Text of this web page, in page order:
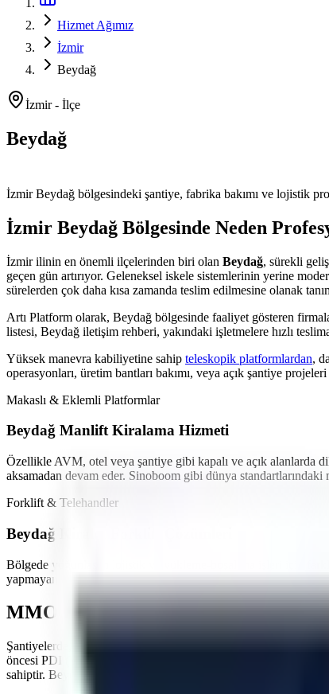
Hizmet Ağımız
İzmir
Beydağ
İzmir- İlçe
Beydağ
İzmir Beydağ bölgesindeki şantiye, fabrika bakımı ve lojistik
İzmir Beydağ Bölgesinde Neden
İzmirilinin en önemli ilçelerinden biri olan Beydağ, sürekli
geçen gün artırıyor. Geleneksel iskele sistemlerinin yerine
sürelerden çok daha kısa zamanda teslim edilmesine olanak
Artı Platform olarak, Beydağ bölgesinde faaliyet gösteren
listesi, Beydağ iletişim rehberi, yakındaki işletmelere hızlı
Yüksek manevra kabiliyetine sahip teleskopik platformlardan,
operasyonları, üretim bantları bakımı, veya açık şantiye projeleri
Makaslı & Eklemli Platformlar
Beydağ Manlift Kiralama Hizmeti
Özellikle AVM, otel veya şantiye gibi kapalı ve açık alanlarda
aksamadan devam eder. Sinoboom gibi dünya standartlarındaki
Forklift & Telehandler
Beydağ
Bölgede yoğunlaşan için
yapmayan akülü modeller en çok tercih edilen ürünlerimizdir.
MMO Denetimli ve İş Güvenliği
Şantiyelerde, endüstriyel tesislerde yaşanan iş kazalarının
öncesi PDI (Teslimat Öncesi Bakım) işlemlerini eksiksiz yapar.
sahiptir. Beydağsahasında görev yapacak araçlarımız,